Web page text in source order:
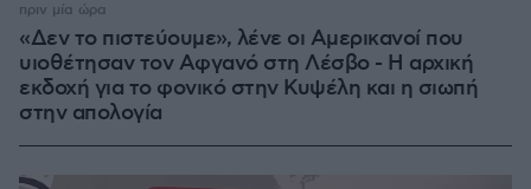
«Δεν το πιστεύουμε», λένε οι Αμερικανοί που
υιοθέτησαν τον Αφγανό στη Λέσβο - Η αρχική
εκδοχή για το φονικό στην Κυψέλη και η σιωπή
στην απολογία
πριν μία ώρα